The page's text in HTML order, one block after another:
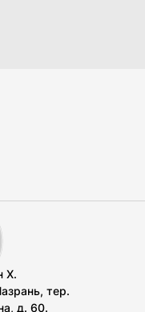
Х.
тер.
д. 60.